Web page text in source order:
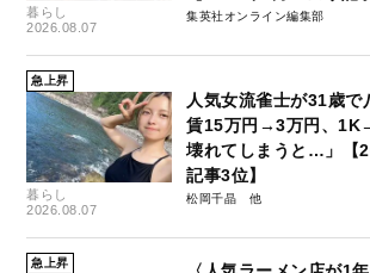
暮らし
2026.08.07
集英社オンライン編集部
急上昇
暮らし
2026.08.07
人気女流雀士が31歳
賃15万円→3万円、
壊れてしまうと…」【
記事3位】
松岡千晶
急上昇